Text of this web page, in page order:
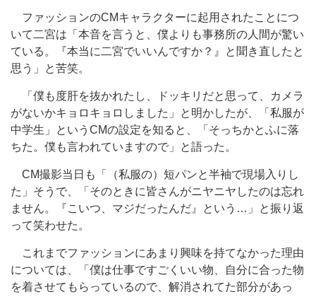
ファッションのCMキャラクターに起用されたことにつ
いて二宮は「本音を言うと、僕よりも事務所の人間が驚い
ている。『本当に二宮でいいんですか？』と聞き直したと
思う」と苦笑。
「僕も度肝を抜かれたし、ドッキリだと思って、カメラ
がないかキョロキョロしました」と明かしたが、「私服が
中学生」というCMの設定を知ると、「そっちかとふに落
ちた。僕も言われていますので」と語った。
CM撮影当日も「（私服の）短パンと半袖で現場入りし
た」そうで、「そのときに皆さんがニヤニヤしたのは忘れ
ません。『こいつ、マジだったんだ』という…」と振り返
って笑わせた。
これまでファッションにあまり興味を持てなかった理由
については、「僕は仕事ですごくいい物、自分に合った物
を着させてもらっているので、解消されてた部分があっ